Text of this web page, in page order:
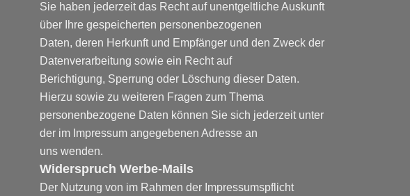
Sie haben jederzeit das Recht auf unentgeltliche Auskunft
über Ihre gespeicherten personenbezogenen
Daten, deren Herkunft und Empfänger und den Zweck der
Datenverarbeitung sowie ein Recht auf
Berichtigung, Sperrung oder Löschung dieser Daten.
Hierzu sowie zu weiteren Fragen zum Thema
personenbezogene Daten können Sie sich jederzeit unter
der im Impressum angegebenen Adresse an
uns wenden.
Widerspruch Werbe-Mails
Der Nutzung von im Rahmen der Impressumspflicht